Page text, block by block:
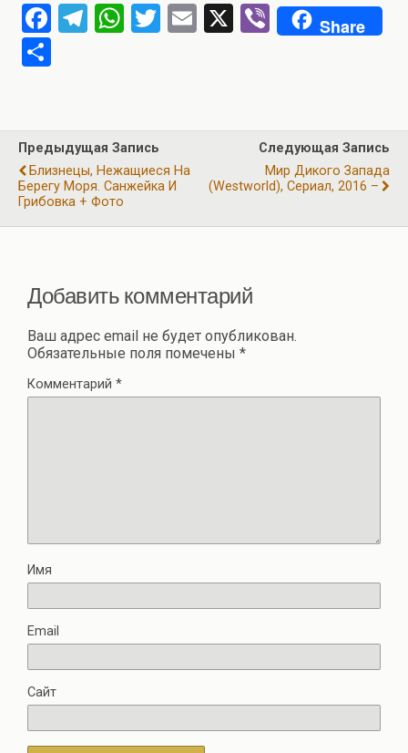
F
o
o
k
T
a
m
W
A
p
p
T
E
X
Vi
Share
р
а
в
и
Предыдущая Запись
Близнецы, Нежащиеся На
Берегу Моря. Санжейка И
Грибовка + Фото
Следующая Запись
Мир Дикого Запада
(Westworld), Сериал, 2016 –
Добавить комментарий
Ваш адрес email не будет опубликован.
Обязательные поля помечены *
Комментарий *
Имя
Email
Сайт